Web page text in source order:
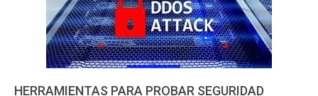
HERRAMIENTAS PARA PROBAR SEGURIDAD